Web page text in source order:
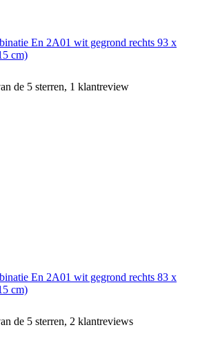
En 2A01 wit gegrond rechts 93 x
cm)
de 5 sterren, 1 klantreview
En 2A01 wit gegrond rechts 83 x
cm)
de 5 sterren, 2 klantreviews